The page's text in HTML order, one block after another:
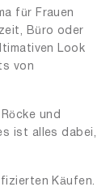
für Frauen
Büro oder
Look
von
und
ist alles dabei,
Käufen.